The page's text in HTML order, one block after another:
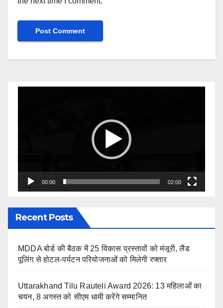
00:00 02:00
Recent Posts
MDDA बोर्ड की बैठक में 25 विकास प्रस्तावों को मंजूरी, लैंड
पूलिंग से होटल-पर्यटन परियोजनाओं को मिलेगी रफ्तार
Uttarakhand Tilu Rauteli Award 2026: 13 महिलाओं का
चयन, 8 अगस्त को सीएम धामी करेंगे सम्मानित